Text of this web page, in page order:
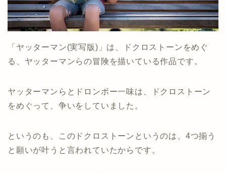
「ヤッターマン(実写版)」は、ドクロストーンをめぐ
る、ヤッターマンらの冒険を描いている作品です。
ヤッターマンらとドロンボー一味は、ドクロストーン
をめぐって、争いをしていました。
というのも、このドクロストーンというのは、4つ揃う
と願いが叶うと言われていたからです。